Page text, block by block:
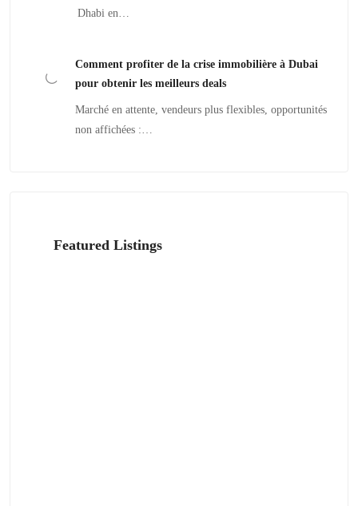
Dhabi en…
Comment profiter de la crise immobilière à Dubai
pour obtenir les meilleurs deals
Marché en attente, vendeurs plus flexibles, opportunités
non affichées :…
Featured Listings